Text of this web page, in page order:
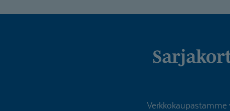
Sarjakortilla käynnit edullisemmin – myös